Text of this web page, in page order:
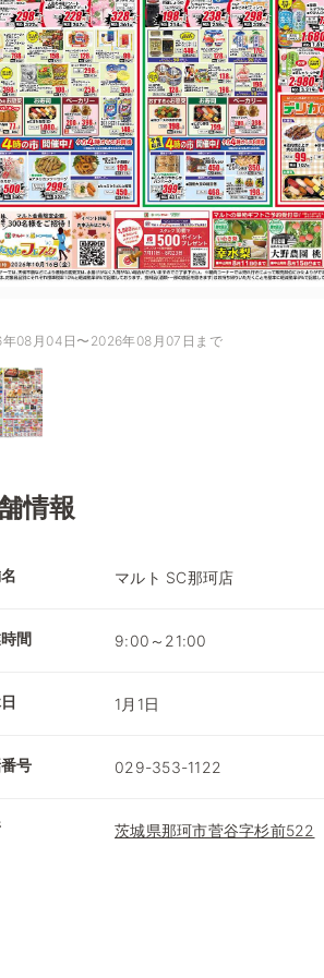
08月04日〜2026年08月07日まで
情報
マルト SC那珂店
間 9:00～21:00
1月1日
号 029-353-1122
茨城県那珂市菅谷字杉前522